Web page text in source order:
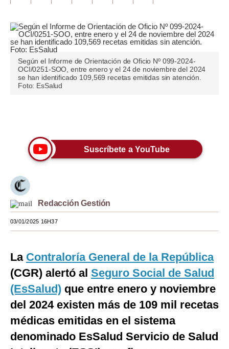
Pregunta de hoy
Blogs
Tendencias
Estilos
Mundo
EEUU
Internacional
Tecnología
Mix
G de Gestión
Según el Informe de Orientación de Oficio Nº 099-2024-
OCI/0251-SOO, entre enero y el 24 de noviembre del 2024
se han identificado 109,569 recetas emitidas sin atención.
Foto: EsSalud
Suscríbete a YouTube
Redacción Gestión
03/01/2025 16H37
La Contraloría General de la República
(CGR) alertó al Seguro Social de Salud
(EsSalud) que entre enero y noviembre
del 2024 existen más de 109 mil recetas
médicas emitidas en el sistema
denominado EsSalud Servicio de Salud